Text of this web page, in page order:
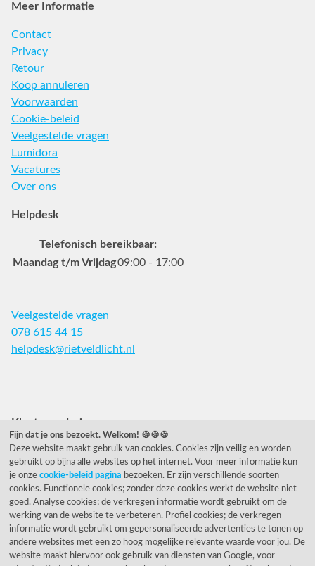
Meer Informatie
Contact
Privacy
Retour
Koop annuleren
Voorwaarden
Cookie-beleid
Veelgestelde vragen
Lumidora
Vacatures
Over ons
Helpdesk
Telefonisch bereikbaar:
Maandag t/m Vrijdag09:00 - 17:00
Veelgestelde vragen
078 615 44 15
helpdesk@rietveldlicht.nl
Klantwaardering
"Zeer goed" - eKomi.nl
Cijfer: 9.2 (25540 recensies)
Onze nieuwsbrief
Wil je onze nieuwsbrief ontvangen?
Fijn dat je ons bezoekt. Welkom! 🍪🍪🍪
Deze website maakt gebruik van cookies. Cookies zijn veilig en worden
gebruikt op bijna alle websites op het internet. Voor meer informatie kun
je onze cookie-beleid pagina bezoeken. Er zijn verschillende soorten
cookies. Functionele cookies; zonder deze cookies werkt de website niet
goed. Analyse cookies; de verkregen informatie wordt gebruikt om de
werking van de website te verbeteren. Profiel cookies; de verkregen
informatie wordt gebruikt om gepersonaliseerde advertenties te tonen op
andere websites met een zo hoog mogelijke relevante waarde voor jou. De
website maakt hiervoor ook gebruik van diensten van Google, voor